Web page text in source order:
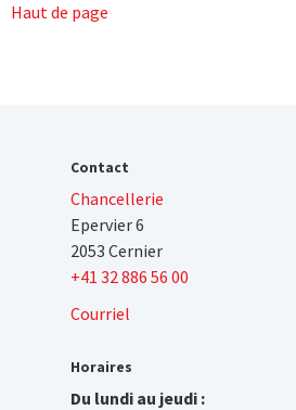
Haut de page
Contact
Chancellerie
Epervier 6
2053 Cernier
+41 32 886 56 00
Courriel
Horaires
Du lundi au jeudi :